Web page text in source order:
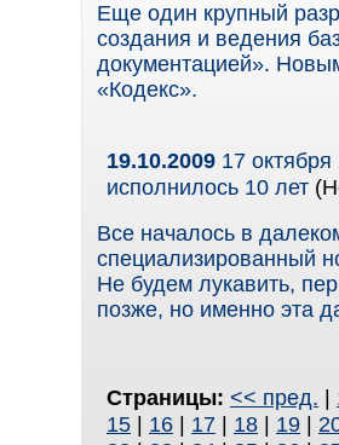
Еще один крупный
создания и ведения
документацией».
«Кодекс».
19.10.2009 17
исполнилось 10 лет
Все началось в
специализированный
Не будем лукавить,
позже, но именно эта
Страницы: << пред. |
15 | 16 | 17 | 18 | 19 |